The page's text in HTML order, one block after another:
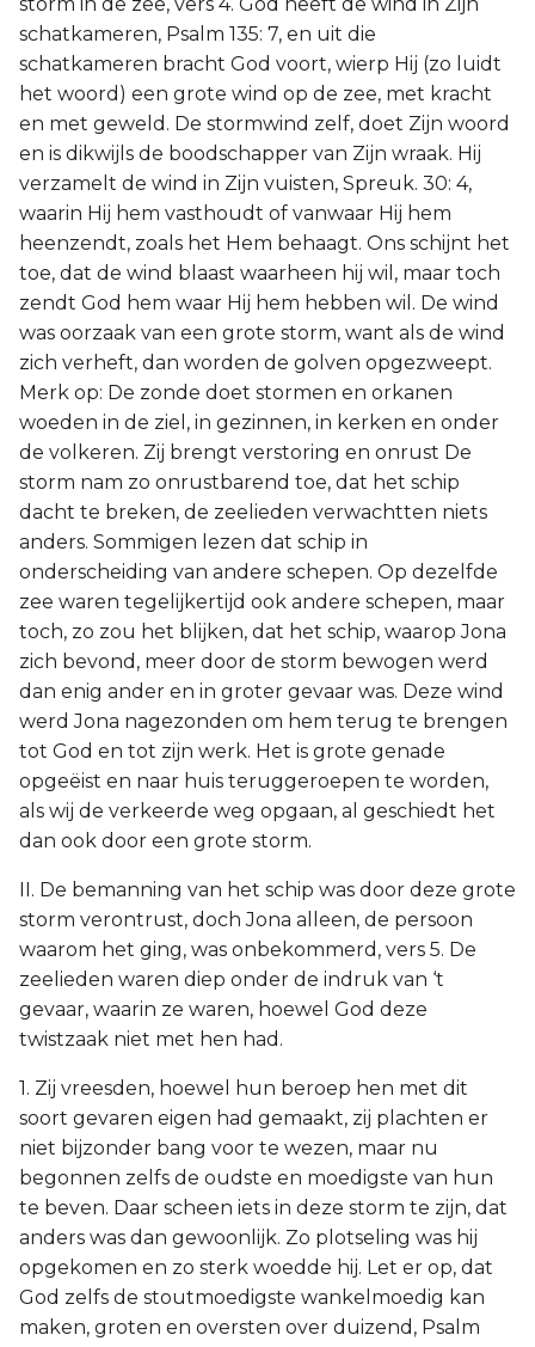
schatkameren, Psalm 135: 7, en uit die
schatkameren bracht God voort, wierp Hij (zo luidt
het woord) een grote wind op de zee, met kracht
en met geweld. De stormwind zelf, doet Zijn woord
en is dikwijls de boodschapper van Zijn wraak. Hij
verzamelt de wind in Zijn vuisten, Spreuk. 30: 4,
waarin Hij hem vasthoudt of vanwaar Hij hem
heenzendt, zoals het Hem behaagt. Ons schijnt het
toe, dat de wind blaast waarheen hij wil, maar toch
zendt God hem waar Hij hem hebben wil. De wind
was oorzaak van een grote storm, want als de wind
zich verheft, dan worden de golven opgezweept.
Merk op: De zonde doet stormen en orkanen
woeden in de ziel, in gezinnen, in kerken en onder
de volkeren. Zij brengt verstoring en onrust De
storm nam zo onrustbarend toe, dat het schip
dacht te breken, de zeelieden verwachtten niets
anders. Sommigen lezen dat schip in
onderscheiding van andere schepen. Op dezelfde
zee waren tegelijkertijd ook andere schepen, maar
toch, zo zou het blijken, dat het schip, waarop Jona
zich bevond, meer door de storm bewogen werd
dan enig ander en in groter gevaar was. Deze wind
werd Jona nagezonden om hem terug te brengen
tot God en tot zijn werk. Het is grote genade
opgeëist en naar huis teruggeroepen te worden,
als wij de verkeerde weg opgaan, al geschiedt het
dan ook door een grote storm.
II. De bemanning van het schip was door deze grote
storm verontrust, doch Jona alleen, de persoon
waarom het ging, was onbekommerd, vers 5. De
zeelieden waren diep onder de indruk van ‘t
gevaar, waarin ze waren, hoewel God deze
twistzaak niet met hen had.
1. Zij vreesden, hoewel hun beroep hen met dit
soort gevaren eigen had gemaakt, zij plachten er
niet bijzonder bang voor te wezen, maar nu
begonnen zelfs de oudste en moedigste van hun
te beven. Daar scheen iets in deze storm te zijn, dat
anders was dan gewoonlijk. Zo plotseling was hij
opgekomen en zo sterk woedde hij. Let er op, dat
God zelfs de stoutmoedigste wankelmoedig kan
maken, groten en oversten over duizend, Psalm